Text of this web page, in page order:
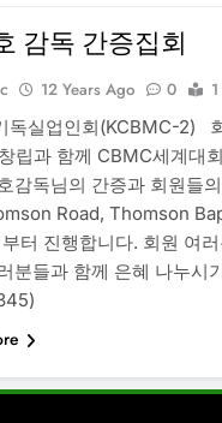
감독 간증집회
12 Years Ago 0
독실업인회(KCBMC-2)
립과 함께 CBMC세계대
감독님의 간증과 회원들
Road, Thomson
터 진행합니다. 회원 여
분들과 함께 은혜 나누